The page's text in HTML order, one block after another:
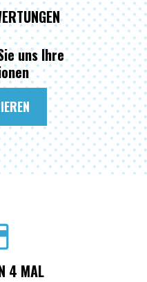
uns Ihre
4 MAL